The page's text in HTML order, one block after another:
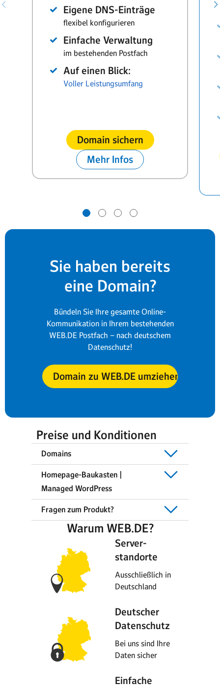
Eigene DNS-Einträge
flexibel konfigurieren
Einfache Verwaltung
im bestehenden Postfach
Auf einen Blick:
Voller Leistungsumfang
Domain sichern
Mehr Infos
Sie haben bereits
eine Domain?
Bündeln Sie Ihre gesamte Online-
Kommunikation in Ihrem bestehenden
WEB.DE Postfach – nach deutschem
Datenschutz!
Domain zu WEB.DE umziehen
Preise und Konditionen
Domains
Homepage-Baukasten |
Managed WordPress
Fragen zum Produkt?
Warum WEB.DE?
Server-
standorte
Ausschließlich in
Deutschland
Deutscher
Datenschutz
Bei uns sind Ihre
Daten sicher
Einfache